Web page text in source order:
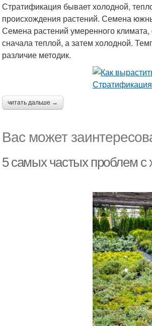
Стратификация бывает холодной,
происхождения растений. Семена
Семена растений умеренного
сначала теплой, а затем холодной.
различие методик.
читать дальше →
Вас может
5 самых частых проблем